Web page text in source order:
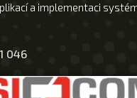
a implementaci
046